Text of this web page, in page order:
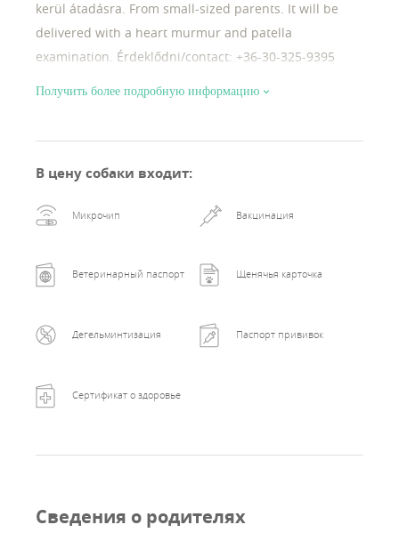
kerül átadásra. From small-sized parents. It will be
delivered with a heart murmur and patella
examination. Érdeklődni/contact: +36-30-325-9395
Получить более подробную информацию
В цену собаки входит:
Микрочип Вакцинация
Ветеринарный паспорт Щенячья карточка
Дегельминтизация Паспорт прививок
Сертификат о здоровье
Сведения о родителях